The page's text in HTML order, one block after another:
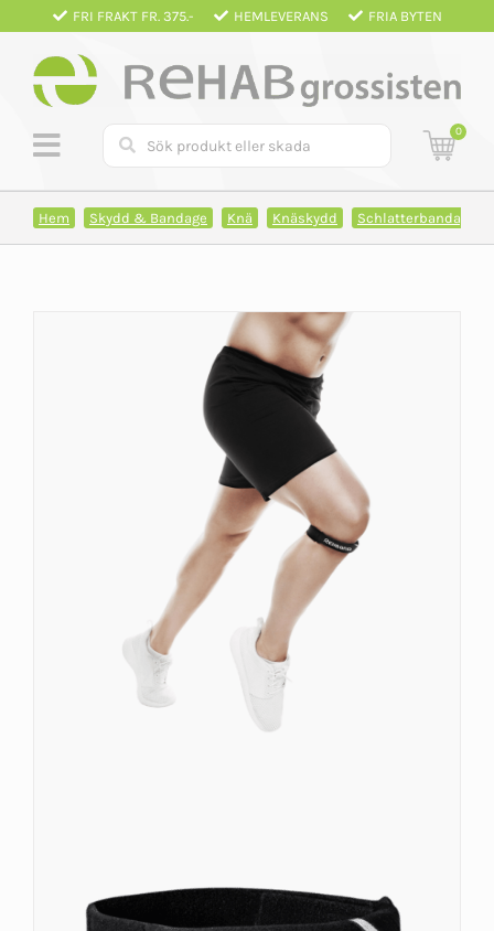
Fortsätt
innehållet
FRI FRAKT FR. 375.- HEMLEVERANS FRIA BYTEN
0
Hem Skydd & Bandage Knä Knäskydd Schlatterbandage -